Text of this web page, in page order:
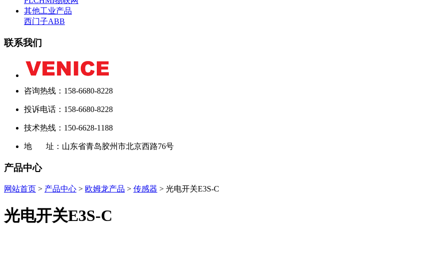
其他工业产品
西门子ABB
联系我们
咨询热线：158-6680-8228
投诉电话：158-6680-8228
技术热线：150-6628-1188
地 址：山东省青岛胶州市北京西路76号
产品中心
网站首页 > 产品中心 > 欧姆龙产品 > 传感器 > 光电开关E3S-C
光电开关E3S-C